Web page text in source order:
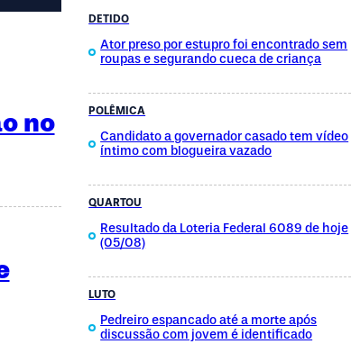
no
DETIDO
Ator preso por estupro foi encontrado sem
roupas e segurando cueca de criança
POLÊMICA
Candidato a governador casado tem vídeo
íntimo com blogueira vazado
QUARTOU
Resultado da Loteria Federal 6089 de hoje
(05/08)
LUTO
Pedreiro espancado até a morte após
discussão com jovem é identificado